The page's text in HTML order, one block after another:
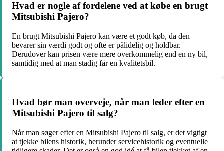
Hvad er nogle af fordelene ved at købe en brugt
Mitsubishi Pajero?
En brugt Mitsubishi Pajero kan være et godt køb, da den
bevarer sin værdi godt og ofte er pålidelig og holdbar.
Derudover kan prisen være mere overkommelig end en ny bil,
samtidig med at man stadig får en kvalitetsbil.
Hvad bør man overveje, når man leder efter en
Mitsubishi Pajero til salg?
Når man søger efter en Mitsubishi Pajero til salg, er det vigtigt
at tjekke bilens historik, herunder servicehistorik og eventuelle